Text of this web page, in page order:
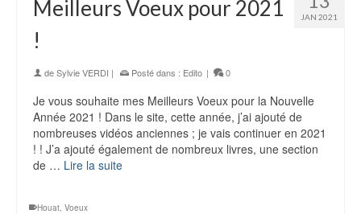
JAN 2021
Meilleurs Voeux pour 2021
!
deSylvie VERDI | Posté dans : Edito | 0
Je vous souhaite mes Meilleurs Voeux pour la Nouvelle
Année 2021 ! Dans le site, cette année, j’ai ajouté de
nombreuses vidéos anciennes ; je vais continuer en 2021
! ! J’a ajouté également de nombreux livres, une section
de … Lire la suite
Houat Voeux